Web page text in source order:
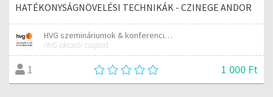
HATÉKONYSÁGNÖVELÉSI TECHNIKÁK - CZINEGE ANDOR
HVG szemináriumok & konferenciák
HVG oktatói csoport
1 1 000 Ft